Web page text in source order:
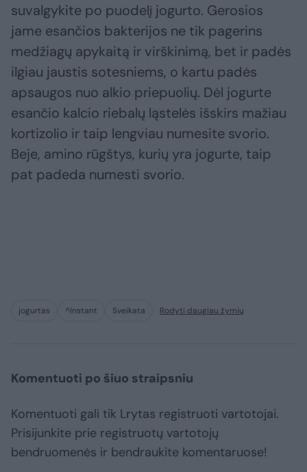
suvalgykite po puodelį jogurto. Gerosios
jame esančios bakterijos ne tik pagerins
medžiagų apykaitą ir virškinimą, bet ir padės
ilgiau jaustis sotesniems, o kartu padės
apsaugos nuo alkio priepuolių. Dėl jogurte
esančio kalcio riebalų ląstelės išskirs mažiau
kortizolio ir taip lengviau numesite svorio.
Beje, amino rūgštys, kurių yra jogurte, taip
pat padeda numesti svorio.
jogurtas ^Instant Sveikata Rodyti daugiau žymių
Komentuoti po šiuo straipsniu
Komentuoti gali tik Lrytas registruoti vartotojai.
Prisijunkite prie registruotų vartotojų
bendruomenės ir bendraukite komentaruose!